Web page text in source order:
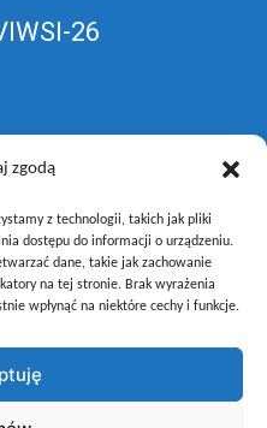
zgodą
z technologii, takich jak pliki
dostępu do informacji o urządzeniu.
dane, takie jak zachowanie
na tej stronie. Brak wyrażenia
wpłynąć na niektóre cechy i funkcje.
26
szkoły –poprzez
Oświatowych Województwa